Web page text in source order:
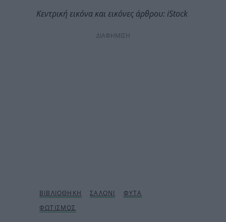
Κεντρική εικόνα και εικόνες άρθρου: iStock
ΔΙΑΦΗΜΙΣΗ